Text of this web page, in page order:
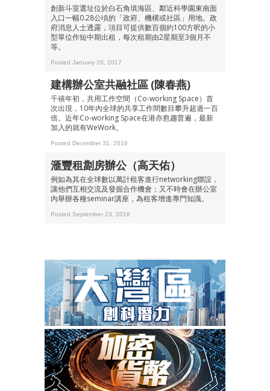
創新斗室選址位於白石角填海區、鄰近科學園東南面
入口一幅0.28公頃的「政府、機構或社區」用地。政
府消息人士透露，項目可提供數百個約100方呎的小
型單位作短中期出租，每次租期由2星期至3個月不
等。
Posted January 20, 2017
建構辦公室共融社區 (陳春燕)
千禧年初，共用工作空間（Co-working Space）首
次出現，10年內全球的共享工作間數目攀升超過一百
倍。近年Co-working Space在港亦愈趨普遍，最新
加入的就有WeWork。
Posted December 31, 2016
滙豐租劏房辦公（高天佑）
例如為其在全球數以萬計租客進行networking聯誼，
讓他們互相交流及發掘合作機會；又不時會在辦公室
內舉辦各種seminar講座，為租客增進專門知識。
Posted September 23, 2016
成為 EJ Tech 會員
最新資訊（附創業懶人包）